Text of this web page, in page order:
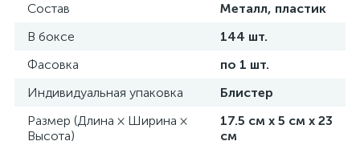
Состав
Металл, пластик
В боксе
144 шт.
Фасовка
по 1 шт.
Индивидуальная упаковка
Блистер
Размер (Длина × Ширина ×
Высота)
17.5 см х 5 см х 23
см